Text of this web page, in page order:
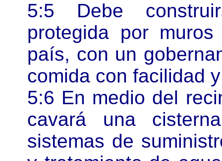
5:5 Debe
protegida por
país, con un
comida con facilidad
5:6 En medio del
cavará una
sistemas de